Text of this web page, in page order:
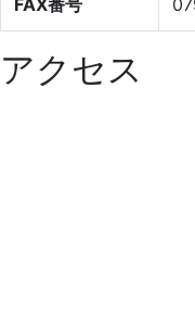
FAX番号
アクセス